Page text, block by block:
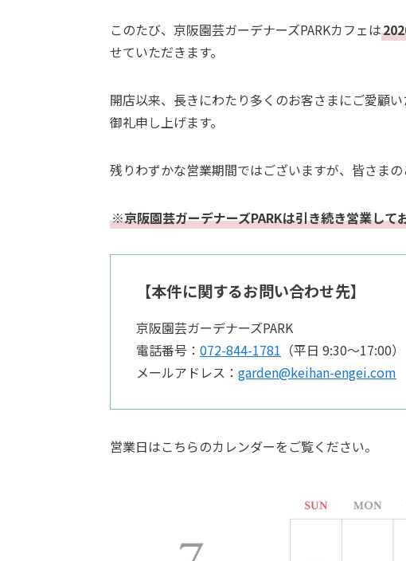
このたび、京阪園芸ガーデナーズPARKカフェは
せていただきます。
開店以来、長きにわたり多くのお客さまにご愛顧
御礼申し上げます。
残りわずかな営業期間ではございますが、皆さまの
※京阪園芸ガーデナーズPARKは引き続き営業して
【本件に関するお問い合わせ先】
京阪園芸ガーデナーズPARK
電話番号： 072-844-1781 （平日 9:30～17:00）
メールアドレス： garden@keihan-engei.com
営業日はこちらのカレンダーをご覧ください。